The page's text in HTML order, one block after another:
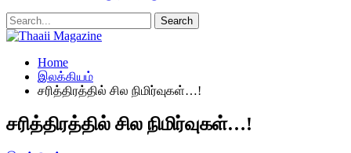
Home
இலக்கியம்
சரித்திரத்தில் சில நிமிர்வுகள்…!
சரித்திரத்தில் சில நிமிர்வுகள்…!